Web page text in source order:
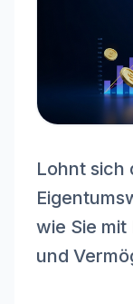
Lohnt sich
wie Sie
und